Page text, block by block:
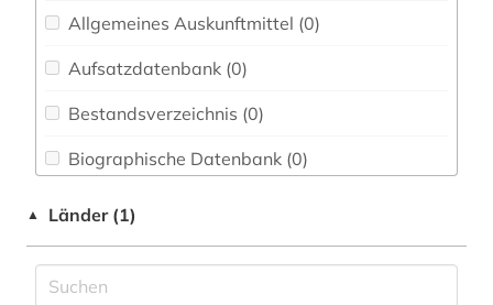
Soziologie (0)
Wissenschaftskunde, Forschung, Hochschul-,
verbrauchermarkt (1) Allgemeines Auskunftmittel (0)
Aufsatzdatenbank (0)
Bestandsverzeichnis (0)
Biographische Datenbank (0)
Disziplinäre Forschungsdatenrepositorien (0)
▲ Länder (1)